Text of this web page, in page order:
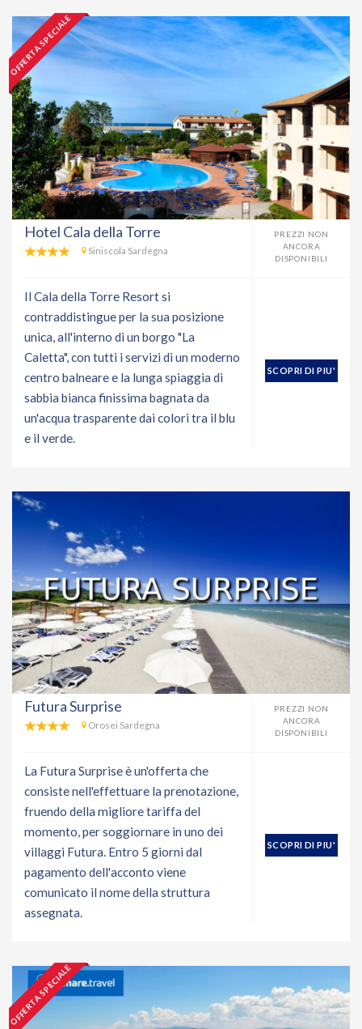
OFFERTA SPECIALE
Hotel Cala della Torre
Siniscola Sardegna
PREZZI NON
ANCORA
DISPONIBILI
Il Cala della Torre Resort si
contraddistingue per la sua posizione
unica, all'interno di un borgo "La
Caletta", con tutti i servizi di un moderno
centro balneare e la lunga spiaggia di
sabbia bianca finissima bagnata da
un'acqua trasparente dai colori tra il blu
e il verde.
SCOPRI DI PIU'
Futura Surprise
Orosei Sardegna
PREZZI NON
ANCORA
DISPONIBILI
La Futura Surprise è un'offerta che
consiste nell'effettuare la prenotazione,
fruendo della migliore tariffa del
momento, per soggiornare in uno dei
villaggi Futura. Entro 5 giorni dal
pagamento dell'acconto viene
comunicato il nome della struttura
assegnata.
SCOPRI DI PIU'
OFFERTA SPECIALE